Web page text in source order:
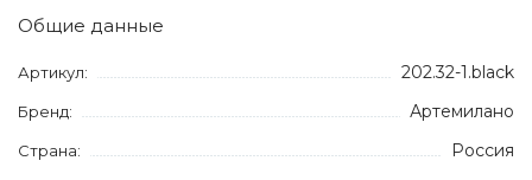
Общие данные
Артикул: 202.32-1.black
Бренд: Артемилано
Страна: Россия